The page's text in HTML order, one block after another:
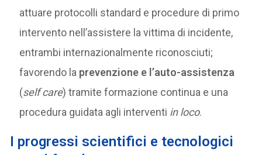
attuare protocolli standard e procedure di primo
intervento nell’assistere la vittima di incidente,
entrambi internazionalmente riconosciuti;
favorendo la prevenzione e l’auto-assistenza
(self care) tramite formazione continua e una
procedura guidata agli interventi in loco.
I progressi scientifici e tecnologici